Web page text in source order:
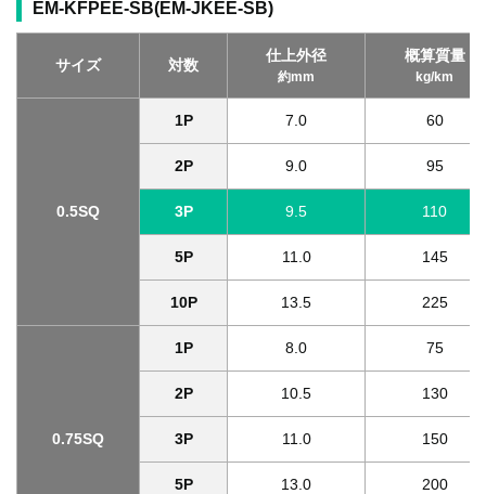
EM-KFPEE-SB(EM-JKEE-SB)
サイズ 対数
仕上外径
約mm
概算質量
kg/km
0.5SQ
1P 7.0 60
2P 9.0 95
3P 9.5 110
5P 11.0 145
10P 13.5 225
0.75SQ
1P 8.0 75
2P 10.5 130
3P 11.0 150
5P 13.0 200